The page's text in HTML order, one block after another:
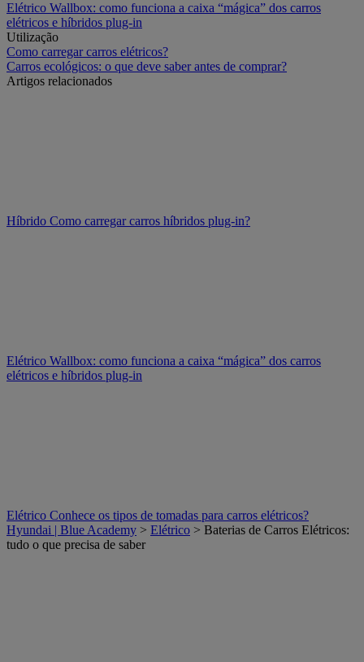
Elétrico Wallbox: como funciona a caixa “mágica” dos carros
elétricos e híbridos plug-in
Utilização
Como carregar carros elétricos?
Carros ecológicos: o que deve saber antes de comprar?
Artigos relacionados
Híbrido Como carregar carros híbridos plug-in?
Elétrico Wallbox: como funciona a caixa “mágica” dos carros
elétricos e híbridos plug-in
Elétrico Conhece os tipos de tomadas para carros elétricos?
Hyundai | Blue Academy > Elétrico > Baterias de Carros Elétricos:
tudo o que precisa de saber